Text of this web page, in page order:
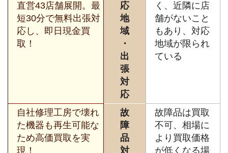
直営43店舗展開。最
短30分で無料出張対
応し、即日現金買
取！
応
地
域
・
出
張
対
応
く、近隣に店
舗がないこと
もあり、対応
地域が限られ
ている
自社修理工房で壊れ
た機器も再生可能な
ため高価買取を実
現！
故
障
品
対
故障品は買取
不可、相場に
より買取価格
が低くなる場